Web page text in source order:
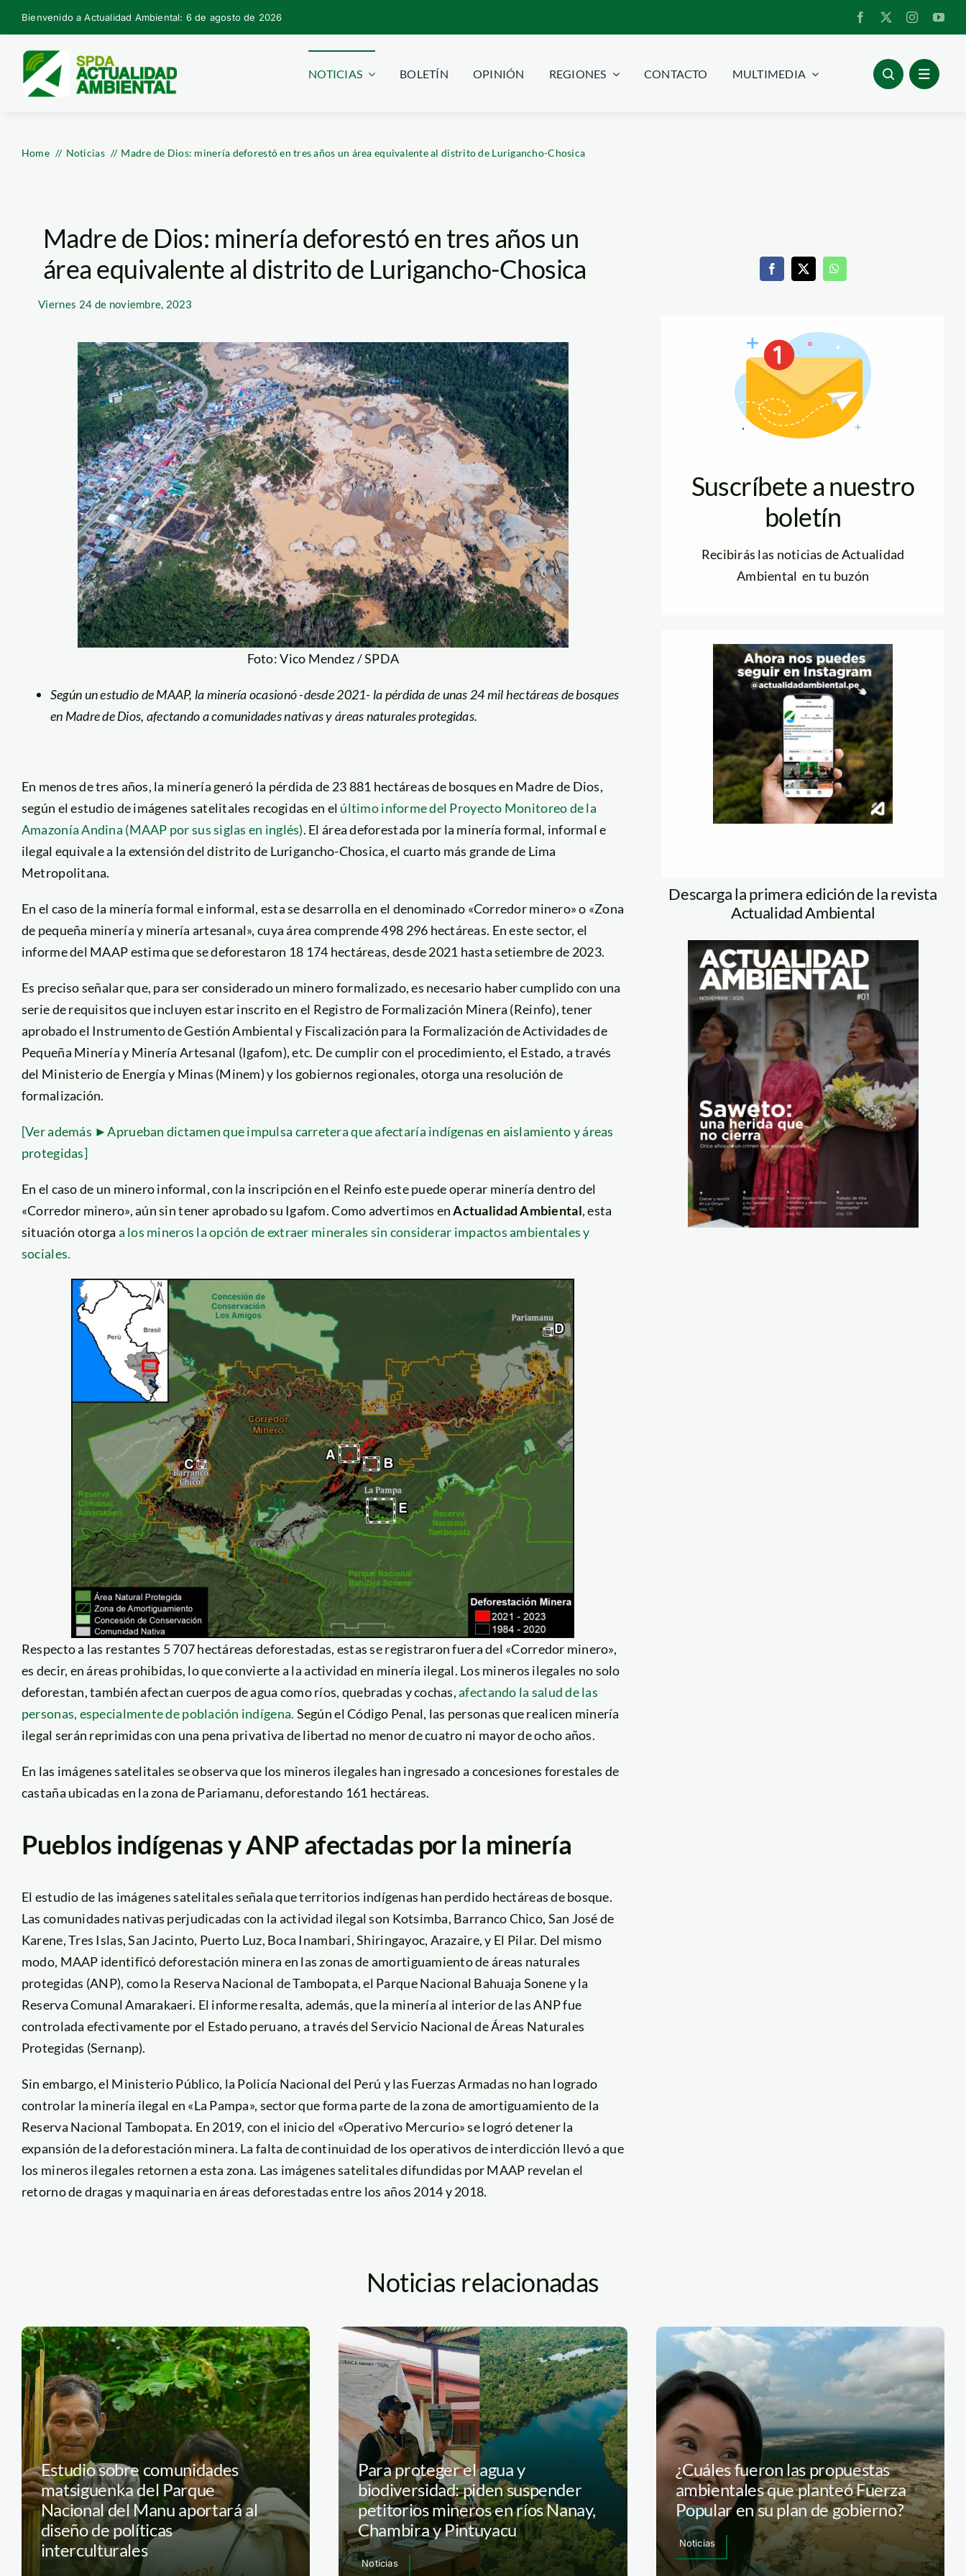
Skip
to
content
Bienvenido a Actualidad Ambiental: 6 de agosto de 2026
NOTICIAS BOLETÍN OPINIÓN REGIONES CONTACTO MULTIMEDIA
Home Noticias Madre de Dios: minería deforestó en tres años un área equivalente al distrito de Lurigancho-Chosica
Madre de Dios: minería deforestó en tres años un
área equivalente al distrito de Lurigancho-Chosica
Viernes 24 de noviembre, 2023
Foto: Vico Mendez / SPDA
Según un estudio de MAAP, la minería ocasionó -desde 2021- la pérdida de unas 24 mil hectáreas de bosques
en Madre de Dios, afectando a comunidades nativas y áreas naturales protegidas.
En menos de tres años, la minería generó la pérdida de 23 881 hectáreas de bosques en Madre de Dios,
según el estudio de imágenes satelitales recogidas en el último informe del Proyecto Monitoreo de la
Amazonía Andina (MAAP por sus siglas en inglés). El área deforestada por la minería formal, informal e
ilegal equivale a la extensión del distrito de Lurigancho-Chosica, el cuarto más grande de Lima
Metropolitana.
En el caso de la minería formal e informal, esta se desarrolla en el denominado «Corredor minero» o «Zona
de pequeña minería y minería artesanal», cuya área comprende 498 296 hectáreas. En este sector, el
informe del MAAP estima que se deforestaron 18 174 hectáreas, desde 2021 hasta setiembre de 2023.
Es preciso señalar que, para ser considerado un minero formalizado, es necesario haber cumplido con una
serie de requisitos que incluyen estar inscrito en el Registro de Formalización Minera (Reinfo), tener
aprobado el Instrumento de Gestión Ambiental y Fiscalización para la Formalización de Actividades de
Pequeña Minería y Minería Artesanal (Igafom), etc. De cumplir con el procedimiento, el Estado, a través
del Ministerio de Energía y Minas (Minem) y los gobiernos regionales, otorga una resolución de
formalización.
[Ver además ►Aprueban dictamen que impulsa carretera que afectaría indígenas en aislamiento y áreas
protegidas]
En el caso de un minero informal, con la inscripción en el Reinfo este puede operar minería dentro del
«Corredor minero», aún sin tener aprobado su Igafom. Como advertimos enActualidad Ambiental, esta
situación otorga a los mineros la opción de extraer minerales sin considerar impactos ambientales y
sociales.
Respecto a las restantes 5 707 hectáreas deforestadas, estas se registraron fuera del «Corredor minero»,
es decir, en áreas prohibidas, lo que convierte a la actividad en minería ilegal. Los mineros ilegales no solo
deforestan, también afectan cuerpos de agua como ríos, quebradas y cochas,afectando la salud de las
personas, especialmente de población indígena. Según el Código Penal, las personas que realicen minería
ilegal serán reprimidas con una pena privativa de libertad no menor de cuatro ni mayor de ocho años.
En las imágenes satelitales se observa que los mineros ilegales han ingresado a concesiones forestales de
castaña ubicadas en la zona de Pariamanu, deforestando 161 hectáreas.
Pueblos indígenas y ANP afectadas por la minería
El estudio de las imágenes satelitales señala que territorios indígenas han perdido hectáreas de bosque.
Las comunidades nativas perjudicadas con la actividad ilegal son Kotsimba, Barranco Chico, San José de
Karene, Tres Islas, San Jacinto, Puerto Luz, Boca Inambari, Shiringayoc, Arazaire, y El Pilar. Del mismo
modo, MAAP identificó deforestación minera en las zonas de amortiguamiento de áreas naturales
protegidas (ANP), como la Reserva Nacional de Tambopata, el Parque Nacional Bahuaja Sonene y la
Reserva Comunal Amarakaeri. El informe resalta, además, que la minería al interior de las ANP fue
controlada efectivamente por el Estado peruano, a través del Servicio Nacional de Áreas Naturales
Protegidas (Sernanp).
Sin embargo, el Ministerio Público, la Policía Nacional del Perú y las Fuerzas Armadas no han logrado
controlar la minería ilegal en «La Pampa», sector que forma parte de la zona de amortiguamiento de la
Reserva Nacional Tambopata. En 2019, con el inicio del «Operativo Mercurio» se logró detener la
expansión de la deforestación minera. La falta de continuidad de los operativos de interdicción llevó a que
los mineros ilegales retornen a esta zona. Las imágenes satelitales difundidas por MAAP revelan el
retorno de dragas y maquinaria en áreas deforestadas entre los años 2014 y 2018.
Suscríbete a nuestro
boletín
Recibirás las noticias de Actualidad
Ambiental en tu buzón
Descarga la primera edición de la revista
Actualidad Ambiental
Noticias relacionadas
Estudio sobre comunidades
matsiguenka del Parque
Nacional del Manu aportará al
diseño de políticas
interculturales
Para proteger el agua y
biodiversidad: piden suspender
petitorios mineros en ríos Nanay,
Chambira y Pintuyacu
Noticias
¿Cuáles fueron las propuestas
ambientales que planteó Fuerza
Popular en su plan de gobierno?
Noticias